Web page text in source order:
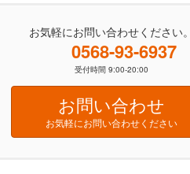
お気軽にお問い合わせください。
0568-93-6937
受付時間 9:00-20:00
お問い合わせ
お気軽にお問い合わせください